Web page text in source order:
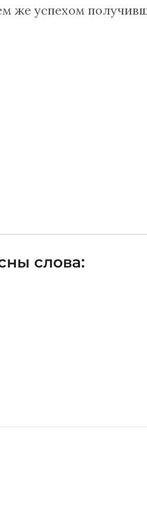
же успехом
слова: